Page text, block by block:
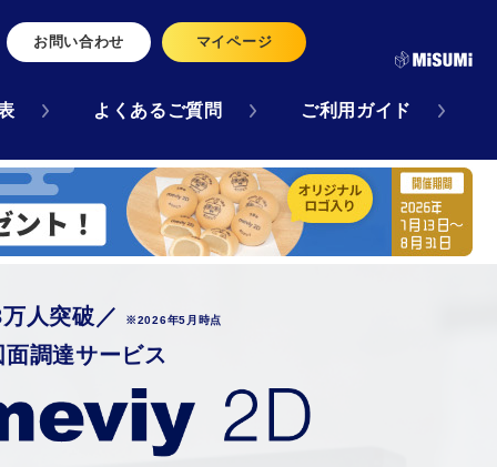
人突破／ ※2026年5月時点
調達サービス
よくあるご質問 ご利用ガイド
お問い合わせ マイページ